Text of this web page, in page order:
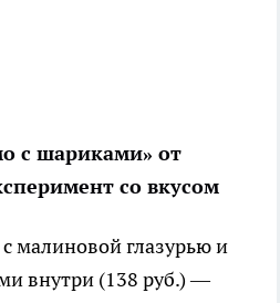
с шариками» от
со вкусом
малиновой глазурью и
внутри (138 руб.) —